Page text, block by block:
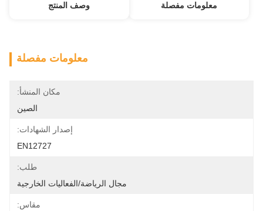
معلومات مفصلة وصف المنتج
معلومات مفصلة
مكان المنشأ:
الصين
إصدار الشهادات:
EN12727
طلب:
مجال الرياضة/الفعاليات الخارجية
مقاس: